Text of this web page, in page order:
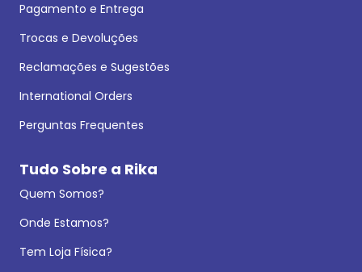
Pagamento e Entrega
Trocas e Devoluções
Reclamações e Sugestões
International Orders
Perguntas Frequentes
Tudo Sobre a Rika
Quem Somos?
Onde Estamos?
Tem Loja Física?